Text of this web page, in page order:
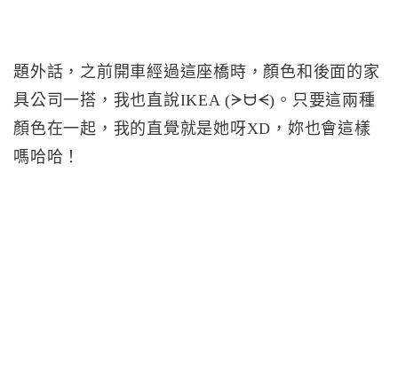
題外話，之前開車經過這座橋時，顏色和後面的家
具公司一搭，我也直說IKEA (ᗒᗨᗕ)。只要這兩種
顏色在一起，我的直覺就是她呀XD，妳也會這樣
嗎哈哈！